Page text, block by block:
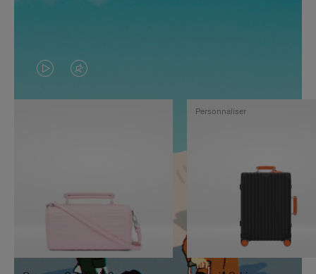
LA
VIDÉO
PAUSE,
APPUYEZ
SUR
LE
SON
DÉSACTIVÉ.
VEUILLEZ
Personnaliser